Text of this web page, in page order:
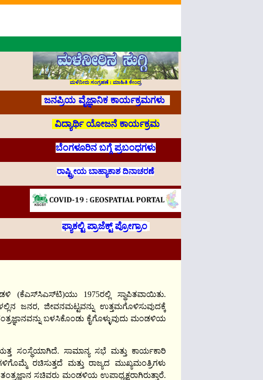
ಮಳೆನೀರು ಸಂಗ್ರಹಣೆ : ಮಾಹಿತಿ ಕೇಂದ್ರ
ಜನಪ್ರಿಯ ವೈಜ್ಞಾನಿಕ ಕಾರ್ಯಕ್ರಮಗಳು
ವಿದ್ಯಾರ್ಥಿ ಯೋಜನೆ ಕಾರ್ಯಕ್ರಮ
ಬೆಂಗಳೂರಿನ ಬಗ್ಗೆ ಪ್ರಬಂಧಗಳು
ರಾಷ್ಟ್ರೀಯ ಬಾಹ್ಯಾಕಾಶ ದಿನಾಚರಣೆ
ಫ್ಯಾಕಲ್ಟಿ ಪ್ರಾಜೆಕ್ಟ್ ಪ್ರೋಗ್ರಾಂ
(ಕೆಎಸ್‌ಸಿಎಸ್‌ಟಿ)ಯು 1975ರಲ್ಲಿ ಸ್ಥಾಪಿತವಾಯಿತು.
ಜನರ, ಜೀವನಮಟ್ಟವನ್ನು ಉತ್ತಮಗೊಳಿಸುವುದಕ್ಕೆ
ಬಳಸಿಕೊಂಡು ಕೈಗೊಳ್ಳುವುದು ಮಂಡಳಿಯ
ಸಂಸ್ಥೆಯಾಗಿದೆ. ಸಾಮಾನ್ಯ ಸಭೆ ಮತ್ತು ಕಾರ್ಯಕಾರಿ
ರಚಿಸುತ್ತದೆ ಮತ್ತು ರಾಜ್ಯದ ಮುಖ್ಯಮಂತ್ರಿಗಳು
ಸಚಿವರು ಮಂಡಳಿಯ ಉಪಾಧ್ಯಕ್ಷರಾಗಿರುತ್ತಾರೆ.